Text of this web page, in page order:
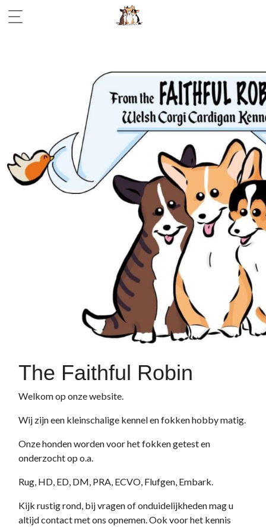
The Faithful Robin
Welkom op onze website.
Wij zijn een kleinschalige kennel en fokken hobby matig.
Onze honden worden voor het fokken getest en
onderzocht op o.a.
Rug, HD, ED, DM, PRA, ECVO, Flufgen, Embark.
Kijk rustig rond, bij vragen of onduidelijkheden mag u
altijd contact met ons opnemen. Ook voor het kennis